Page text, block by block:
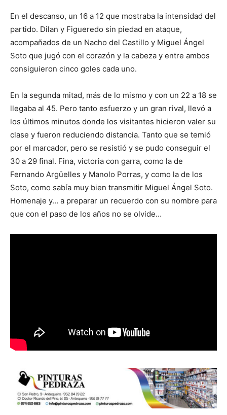
En el descanso, un 16 a 12 que mostraba la intensidad del
partido. Dilan y Figueredo sin piedad en ataque,
acompañados de un Nacho del Castillo y Miguel Ángel
Soto que jugó con el corazón y la cabeza y entre ambos
consiguieron cinco goles cada uno.
En la segunda mitad, más de lo mismo y con un 22 a 18 se
llegaba al 45. Pero tanto esfuerzo y un gran rival, llevó a
los últimos minutos donde los visitantes hicieron valer su
clase y fueron reduciendo distancia. Tanto que se temió
por el marcador, pero se resistió y se pudo conseguir el
30 a 29 final. Fina, victoria con garra, como la de
Fernando Argüelles y Manolo Porras, y como la de los
Soto, como sabía muy bien transmitir Miguel Ángel Soto.
Homenaje y… a preparar un recuerdo con su nombre para
que con el paso de los años no se olvide…